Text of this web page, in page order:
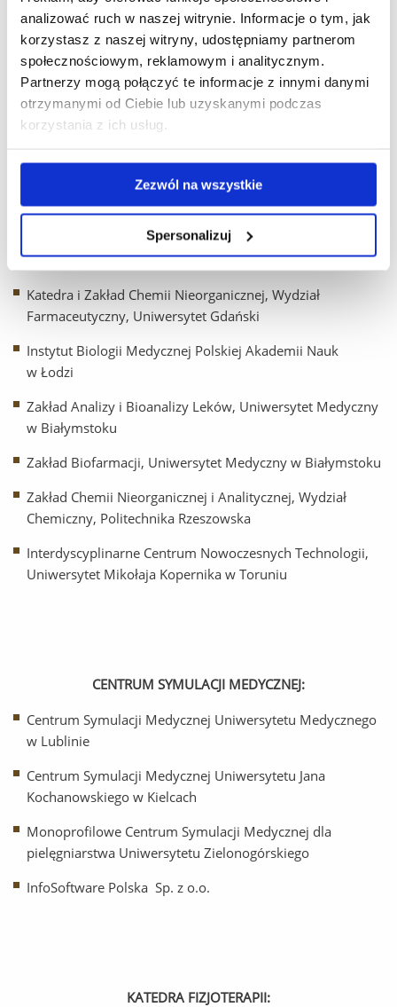
analizować ruch w naszej witrynie. Informacje o tym, jak
korzystasz z naszej witryny, udostępniamy partnerom
społecznościowym, reklamowym i analitycznym.
Partnerzy mogą połączyć te informacje z innymi danymi
otrzymanymi od Ciebie lub uzyskanymi podczas
korzystania z ich usług.
Zezwól na wszystkie
Spersonalizuj
Farmaceutyczny, Uniwersytet Medyczny w Lublinie
Katedra i Zakład Farmakognozji, Wydział Farmaceutyczny,
Uniwersytet Medyczny w Lublinie
Pracownia Toksykologii Sądowej, Katedra i Zakład
Medycyny Sądowej, Wydział Lekarski, Uniwersytet
Katedra Psychiatrii, Wydział Lekarski, Uniwersytet
Medyczny w Lublinie
Katedra Chemii Środowiska i Bioanalityki, Wydział Chemii,
Uniwersytet Mikołaja Kopernika w Toruniu
Katedra i Zakład Chemii Nieorganicznej, Wydział
Farmaceutyczny, Uniwersytet Gdański
Instytut Biologii Medycznej Polskiej Akademii Nauk
w Łodzi
Zakład Analizy i Bioanalizy Leków, Uniwersytet Medyczny
w Białymstoku
Zakład Biofarmacji, Uniwersytet Medyczny w Białymstoku
Zakład Chemii Nieorganicznej i Analitycznej, Wydział
Chemiczny, Politechnika Rzeszowska
Interdyscyplinarne Centrum Nowoczesnych Technologii,
Uniwersytet Mikołaja Kopernika w Toruniu
CENTRUM SYMULACJI MEDYCZNEJ:
Centrum Symulacji Medycznej Uniwersytetu Medycznego
w Lublinie
Centrum Symulacji Medycznej Uniwersytetu Jana
Kochanowskiego w Kielcach
Monoprofilowe Centrum Symulacji Medycznej dla
pielęgniarstwa Uniwersytetu Zielonogórskiego
InfoSoftware Polska Sp. z o.o.
KATEDRA FIZJOTERAPII: